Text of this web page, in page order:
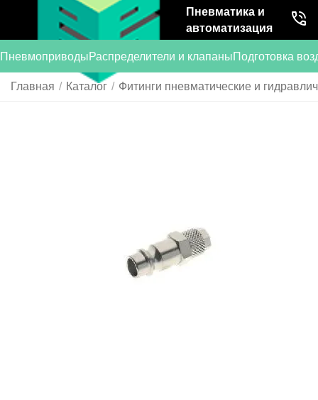
Пневматика и
автоматизация
ПневмоприводыРаспределители и клапаныПодготовка
Главная / Каталог / Фитинги пневматические и